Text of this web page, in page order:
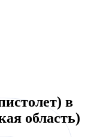
в
область)